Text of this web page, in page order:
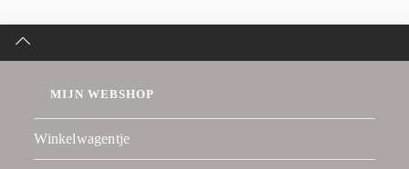
MIJN WEBSHOP
Winkelwagentje